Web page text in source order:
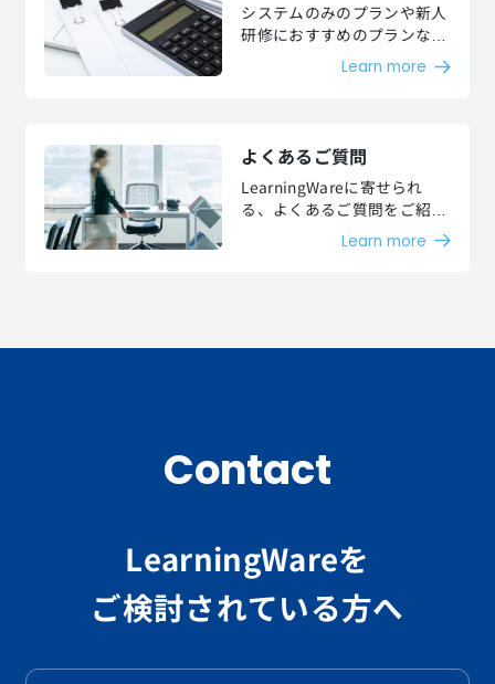
システムのみのプランや新人
研修におすすめのプランなど
お客様のご要望に沿った様々
な料金プランをご用意してお
Learn more
よくあるご質問
LearningWareに寄せられ
る、よくあるご質問をご紹介
Learn more
Contact
LearningWareを
ご検討されている方へ